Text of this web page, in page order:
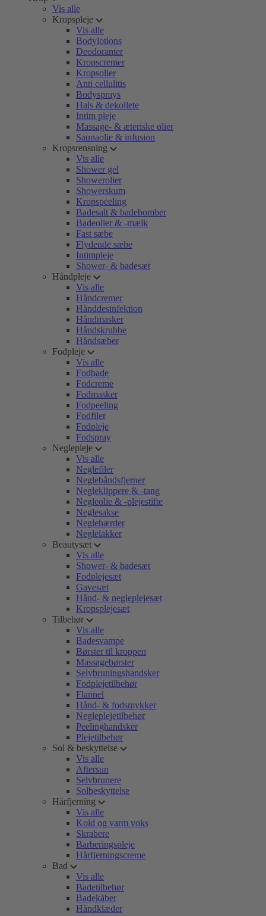
Vis alle
Kropspleje
Vis alle
Bodylotions
Deodoranter
Kropscremer
Kropsolier
Anti cellulitis
Bodysprays
Hals & dekollete
Intim pleje
Massage- & æteriske olier
Saunaolie & infusion
Kropsrensning
Vis alle
Shower gel
Showerolier
Showerskum
Kropspeeling
Badesalt & badebomber
Badeolier & -mælk
Fast sæbe
Flydende sæbe
Intimpleje
Shower- & badesæt
Håndpleje
Vis alle
Håndcremer
Hånddesinfektion
Håndmasker
Håndskrubbe
Håndsæber
Fodpleje
Vis alle
Fodbade
Fodcreme
Fodmasker
Fodpeeling
Fodfiler
Fodpleje
Fodspray
Neglepleje
Vis alle
Neglefiler
Neglebåndsfjerner
Negleklippere & -tang
Negleolie & -plejestifte
Neglesakse
Neglehærder
Neglelakker
Beautysæt
Vis alle
Shower- & badesæt
Fodplejesæt
Gavesæt
Hånd- & negleplejesæt
Kropsplejesæt
Tilbehør
Vis alle
Badesvampe
Børster til kroppen
Massagebørster
Selvbruningshandsker
Fodplejetilbehør
Flannel
Hånd- & fodsmykker
Negleplejetilbehør
Peelinghandsker
Plejetilbehør
Sol & beskyttelse
Vis alle
Aftersun
Selvbrunere
Solbeskyttelse
Hårfjerning
Vis alle
Kold og varm voks
Skrabere
Barberingspleje
Hårfjerningscreme
Bad
Vis alle
Badetilbehør
Badekåber
Håndklæder